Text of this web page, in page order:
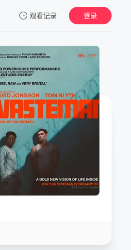
观看记录
记录
登录
/ Layton Blake